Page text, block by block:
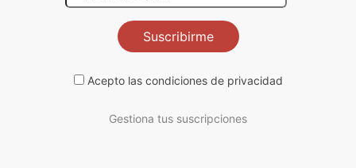
Suscribirme
Acepto las condiciones de privacidad
Gestiona tus suscripciones